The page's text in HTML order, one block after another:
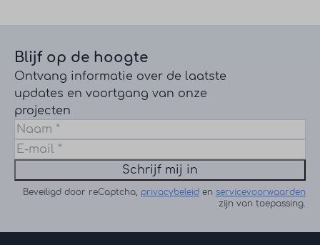
Blijf op de hoogte
Ontvang informatie over de laatste
updates en voortgang van onze
projecten
Schrijf mij in
Beveiligd door reCaptcha, privacybeleid en servicevoorwaarden
zijn van toepassing.